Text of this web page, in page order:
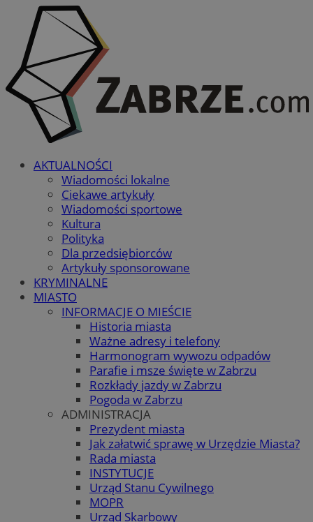
AKTUALNOŚCI
Wiadomości lokalne
Ciekawe artykuły
Wiadomości sportowe
Kultura
Polityka
Dla przedsiębiorców
Artykuły sponsorowane
KRYMINALNE
MIASTO
INFORMACJE O MIEŚCIE
Historia miasta
Ważne adresy i telefony
Harmonogram wywozu odpadów
Parafie i msze święte w Zabrzu
Rozkłady jazdy w Zabrzu
Pogoda w Zabrzu
ADMINISTRACJA
Prezydent miasta
Jak załatwić sprawę w Urzędzie Miasta?
Rada miasta
INSTYTUCJE
Urząd Stanu Cywilnego
MOPR
Urząd Skarbowy